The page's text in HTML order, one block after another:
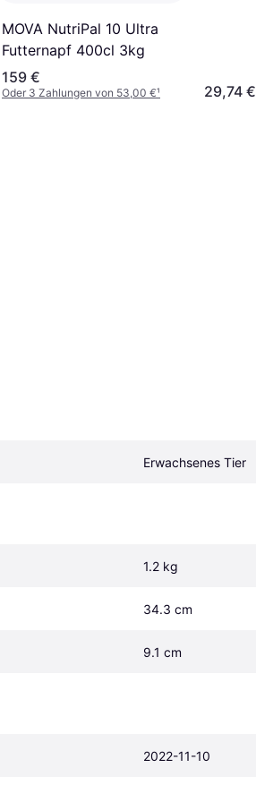
MOVA NutriPal 10 Ultra
Futternapf 400cl 3kg
159 €
Oder 3 Zahlungen von 53,00 €¹ 29,74 €
Erwachsenes Tier
1.2 kg
34.3 cm
9.1 cm
2022-11-10